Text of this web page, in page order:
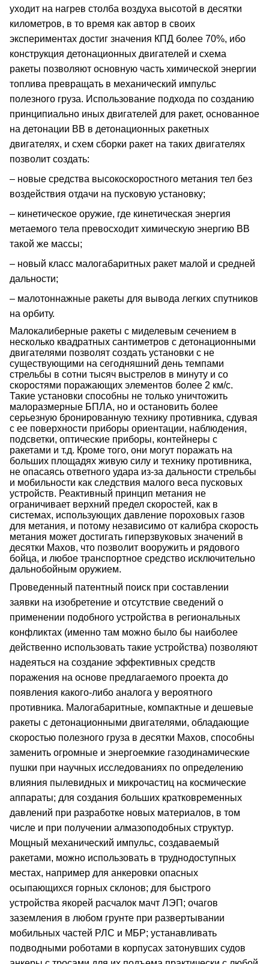
уходит на нагрев столба воздуха высотой в десятки
километров, в то время как автор в своих
экспериментах достиг значения КПД более 70%, ибо
конструкция детонационных двигателей и схема
ракеты позволяют основную часть химической энергии
топлива превращать в механический импульс
полезного груза. Использование подхода по созданию
принципиально иных двигателей для ракет, основанное
на детонации ВВ в детонационных ракетных
двигателях, и схем сборки ракет на таких двигателях
позволит создать:
– новые средства высокоскоростного метания тел без
воздействия отдачи на пусковую установку;
– кинетическое оружие, где кинетическая энергия
метаемого тела превосходит химическую энергию ВВ
такой же массы;
– новый класс малогабаритных ракет малой и средней
дальности;
– малотоннажные ракеты для вывода легких спутников
на орбиту.
Малокалиберные ракеты с миделевым сечением в
несколько квадратных сантиметров с детонационными
двигателями позволят создать установки с не
существующими на сегодняшний день темпами
стрельбы в сотни тысяч выстрелов в минуту и со
скоростями поражающих элементов более 2 км/с.
Такие установки способны не только уничтожить
малоразмерные БПЛА, но и остановить более
серьезную бронированную технику противника, сдувая
с ее поверхности приборы ориентации, наблюдения,
подсветки, оптические приборы, контейнеры с
ракетами и т.д. Кроме того, они могут поражать на
больших площадях живую силу и технику противника,
не опасаясь ответного удара из-за дальности стрельбы
и мобильности как следствия малого веса пусковых
устройств. Реактивный принцип метания не
ограничивает верхний предел скоростей, как в
системах, использующих давление пороховых газов
для метания, и потому независимо от калибра скорость
метания может достигать гиперзвуковых значений в
десятки Махов, что позволит вооружить и рядового
бойца, и любое транспортное средство исключительно
дальнобойным оружием.
Проведенный патентный поиск при составлении
заявки на изобретение и отсутствие сведений о
применении подобного устройства в региональных
конфликтах (именно там можно было бы наиболее
действенно использовать такие устройства) позволяют
надеяться на создание эффективных средств
поражения на основе предлагаемого проекта до
появления какого-либо аналога у вероятного
противника. Малогабаритные, компактные и дешевые
ракеты с детонационными двигателями, обладающие
скоростью полезного груза в десятки Махов, способны
заменить огромные и энергоемкие газодинамические
пушки при научных исследованиях по определению
влияния пылевидных и микрочастиц на космические
аппараты; для создания больших кратковременных
давлений при разработке новых материалов, в том
числе и при получении алмазоподобных структур.
Мощный механический импульс, создаваемый
ракетами, можно использовать в труднодоступных
местах, например для анкеровки опасных
осыпающихся горных склонов; для быстрого
устройства якорей расчалок мачт ЛЭП; очагов
заземления в любом грунте при развертывании
мобильных частей РЛС и МБР; устанавливать
подводными роботами в корпусах затонувших судов